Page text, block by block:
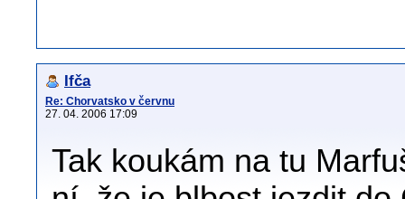
Ifča
Re: Chorvatsko v červnu
27. 04. 2006 17:09
Tak koukám na tu